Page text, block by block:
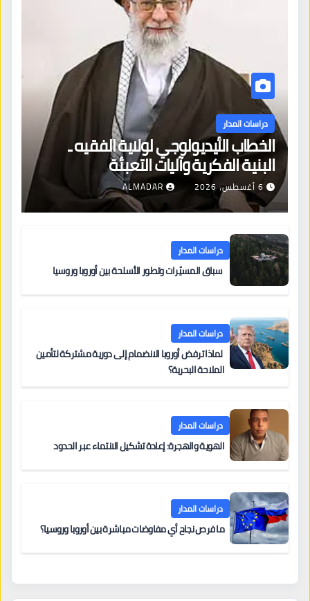
دراسات المدار
الخطاب الأيديولوجي لولاية الفقيه ـ
البنية الفكرية وآليات التعبئة
6 أغسطس، 2026 ALMADAR
دراسات المدار
سباق المسيّرات وتطور الأسلحة بين أوروبا وروسيا
دراسات المدار
لماذا ترفض أوروبا الانضمام إلى دورية مشتركة لتأمين
الملاحة البحرية؟
دراسات المدار
الهوية والهجرة: إعادة تشكيل الانتماء عبر الحدود
دراسات المدار
ما فرص نجاح أي مفاوضات مباشرة بين أوروبا وروسيا؟